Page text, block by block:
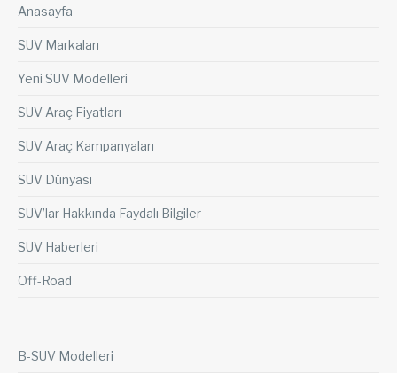
Anasayfa
SUV Markaları
Yeni SUV Modelleri
SUV Araç Fiyatları
SUV Araç Kampanyaları
SUV Dünyası
SUV’lar Hakkında Faydalı Bilgiler
SUV Haberleri
Off-Road
B-SUV Modelleri